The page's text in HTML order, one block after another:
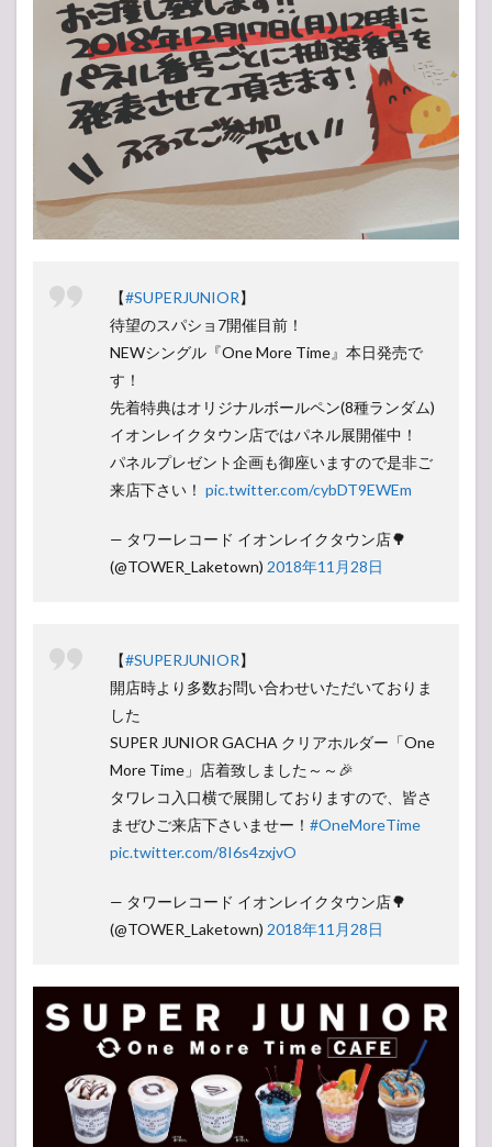
【#SUPERJUNIOR】
待望のスパショ7開催目前！
NEWシングル『One More Time』本日発売で
す！
先着特典はオリジナルボールペン(8種ランダム)
イオンレイクタウン店ではパネル展開催中！
パネルプレゼント企画も御座いますので是非ご
来店下さい！ pic.twitter.com/cybDT9EWEm
— タワーレコード イオンレイクタウン店🌳
(@TOWER_Laketown) 2018年11月28日
【#SUPERJUNIOR】
開店時より多数お問い合わせいただいておりま
した
SUPER JUNIOR GACHA クリアホルダー「One
More Time」店着致しました～～🎉
タワレコ入口横で展開しておりますので、皆さ
まぜひご来店下さいませー！ #OneMoreTime
pic.twitter.com/8I6s4zxjvO
— タワーレコード イオンレイクタウン店🌳
(@TOWER_Laketown) 2018年11月28日